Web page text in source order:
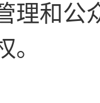
理和公